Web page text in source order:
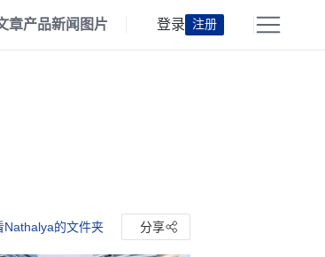
章产品新闻 图片 登录 注册
Nathalya的文件夹 分享